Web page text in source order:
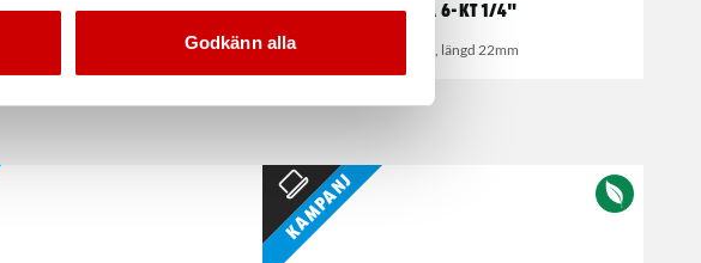
Godkänn alla
kraft 51/57 mm Hylsa 6-kt 1/4"
Metrisk, längd 22mm
Kampanj